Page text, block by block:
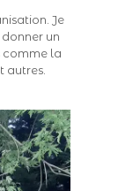
Je
un
comme la
autres.